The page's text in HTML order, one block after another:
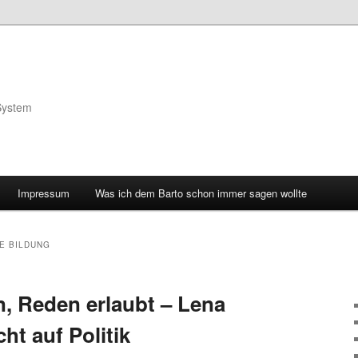
Impressum Was ich dem Barto schon immer sagen wollte
BILDUNG
Reden erlaubt – Lena
auf Politik